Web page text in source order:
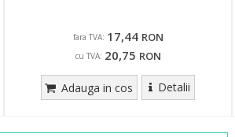
fara TVA: 17,44 RON
cu TVA: 20,75 RON
Adauga in cos Detalii